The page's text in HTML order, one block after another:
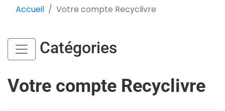
Accueil Votre compte Recyclivre
Catégories
Votre compte Recyclivre